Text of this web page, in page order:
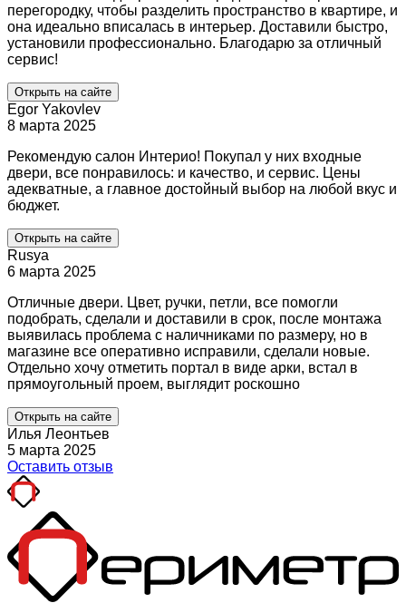
перегородку, чтобы разделить пространство в квартире, и
она идеально вписалась в интерьер. Доставили быстро,
установили профессионально. Благодарю за отличный
сервис!
Открыть на сайте
Egor Yakovlev
8 марта 2025
Рекомендую салон Интерио! Покупал у них входные
двери, все понравилось: и качество, и сервис. Цены
адекватные, а главное достойный выбор на любой вкус и
бюджет.
Открыть на сайте
Rusya
6 марта 2025
Отличные двери. Цвет, ручки, петли, все помогли
подобрать, сделали и доставили в срок, после монтажа
выявилась проблема с наличниками по размеру, но в
магазине все оперативно исправили, сделали новые.
Отдельно хочу отметить портал в виде арки, встал в
прямоугольный проем, выглядит роскошно
Открыть на сайте
Илья Леонтьев
5 марта 2025
Оставить отзыв